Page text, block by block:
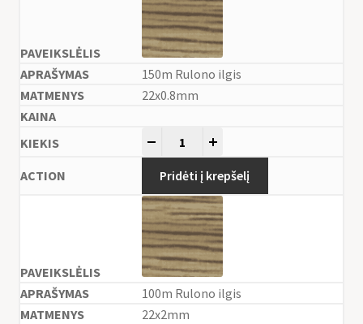
150m Rulono ilgis
22x0.8mm
Pridėti į krepšelį
100m Rulono ilgis
22x2mm